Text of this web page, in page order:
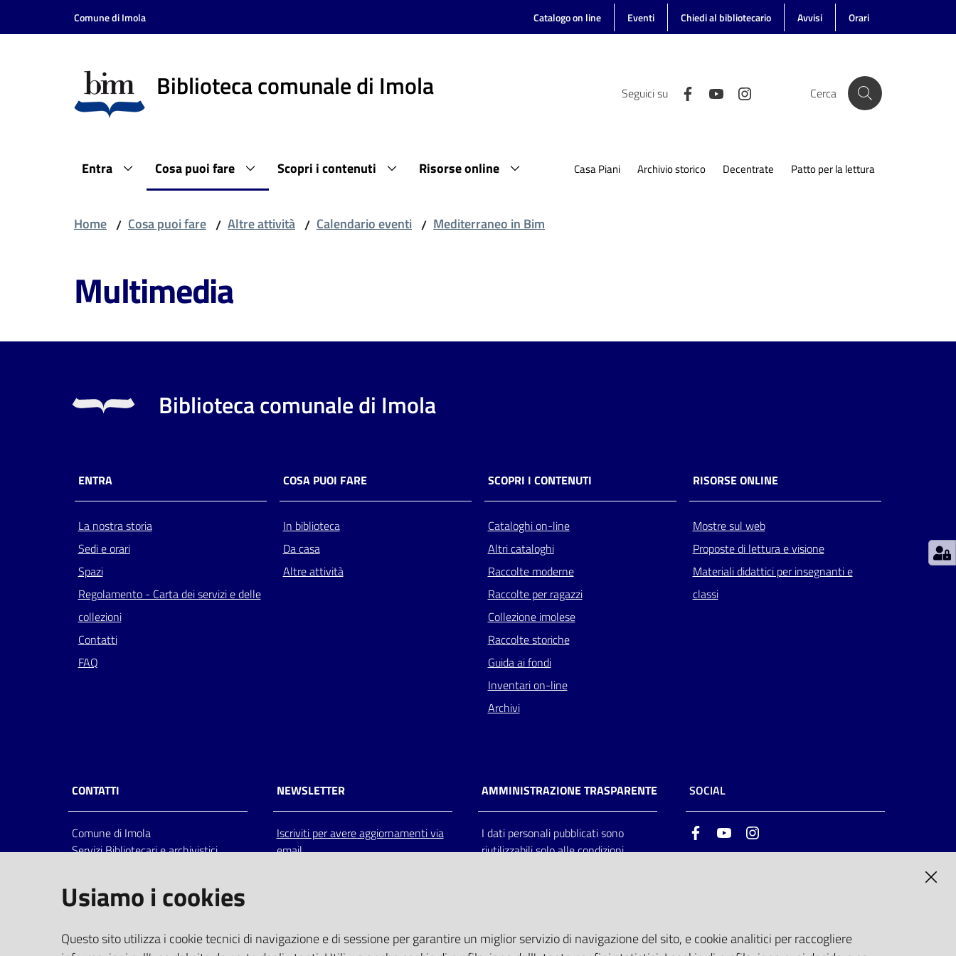
Vai al contenuto
Vai alla navigazione
Comune di Imola Catalogo on line Eventi Chiedi al bibliotecario Avvisi Orari
Biblioteca comunale di Imola Seguici su Cerca
Entra Cosa puoi fare Scopri i contenuti Risorse online Casa Piani Archivio storico Decentrate Patto per la lettura
Home / Cosa puoi fare / Altre attività / Calendario eventi / Mediterraneo in Bim
Multimedia
Biblioteca comunale di Imola
ENTRA
La nostra storia
Sedi e orari
Spazi
Regolamento - Carta dei servizi e delle
collezioni
Contatti
FAQ
COSA PUOI FARE
In biblioteca
Da casa
Altre attività
SCOPRI I CONTENUTI
Cataloghi on-line
Altri cataloghi
Raccolte moderne
Raccolte per ragazzi
Collezione imolese
Raccolte storiche
Guida ai fondi
Inventari on-line
Archivi
RISORSE ONLINE
Mostre sul web
Proposte di lettura e visione
Materiali didattici per insegnanti e
classi
CONTATTI
Comune di Imola
Servizi Bibliotecari e archivistici
Italia
centralino: tel 0542.6026.36 fax
bim@comune.imola.bo.it
PEC
NEWSLETTER
Iscriviti per avere aggiornamenti via
email
AMMINISTRAZIONE TRASPARENTE
I dati personali pubblicati sono
riutilizzabili solo alle condizioni
SOCIAL
FacebookYoutube
Usiamo i cookies
Questo sito utilizza i cookie tecnici di navigazione e di sessione per garantire un miglior servizio di navigazione del sito, e cookie analitici per raccogliere